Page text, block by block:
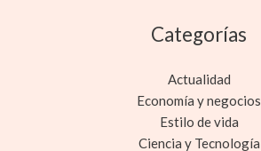
Categorías
Actualidad
Economía y negocios
Estilo de vida
Ciencia y Tecnología